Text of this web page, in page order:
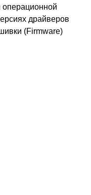
драйверов
(Firmware)